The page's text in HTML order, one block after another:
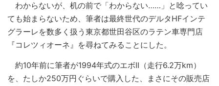
わからないが、机の前で「わからない……」と唸ってい
ても始まらないため、筆者は最終世代のデルタHFインテ
グラーレを数多く扱う東京都世田谷区のラテン車専門店
『コレツィオーネ』を尋ねてみることにした。
約10年前に筆者が1994年式のエボII（走行6.2万km）
を、たしか250万円ぐらいで購入した、まさにその販売店